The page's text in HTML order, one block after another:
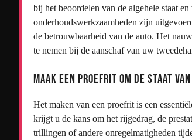
bij het beoordelen van de algehele staat
onderhoudswerkzaamheden zijn
de betrouwbaarheid van de auto. Het
te nemen bij de aanschaf van uw
Maak een proefrit om de staat
Het maken van een proefrit is een
krijgt u de kans om het rijgedrag, de
trillingen of andere onregelmatigheden